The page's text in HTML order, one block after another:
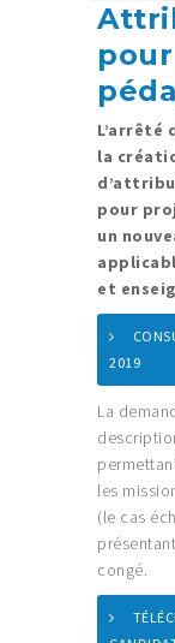
L’arrêté
la
pour
un
et
2019
La
les
(le cas
congé.